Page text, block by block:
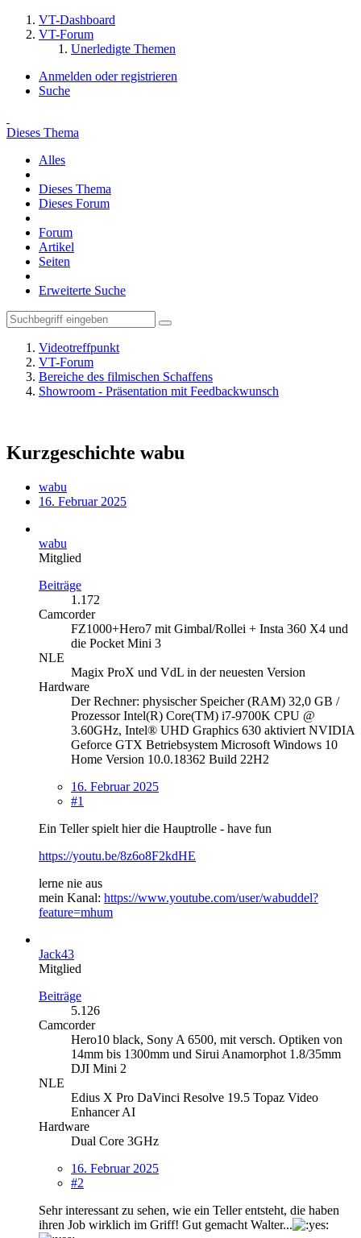
VT-Dashboard
VT-Forum
Unerledigte Themen
Anmelden oder registrieren
Suche
Dieses Thema
Alles
Dieses Thema
Dieses Forum
Forum
Artikel
Seiten
Erweiterte Suche
Videotreffpunkt
VT-Forum
Bereiche des filmischen Schaffens
Showroom - Präsentation mit Feedbackwunsch
Kurzgeschichte wabu
wabu
16. Februar 2025
wabu
Mitglied
Beiträge
1.172
Camcorder
FZ1000+Hero7 mit Gimbal/Rollei + Insta 360 X4 und
die Pocket Mini 3
NLE
Magix ProX und VdL in der neuesten Version
Hardware
Der Rechner: physischer Speicher (RAM) 32,0 GB /
Prozessor Intel(R) Core(TM) i7-9700K CPU @
3.60GHz, Intel® UHD Graphics 630 aktiviert NVIDIA
Geforce GTX Betriebsystem Microsoft Windows 10
Home Version 10.0.18362 Build 22H2
16. Februar 2025
#1
Ein Teller spielt hier die Hauptrolle - have fun
https://youtu.be/8z6o8F2kdHE
lerne nie aus
mein Kanal: https://www.youtube.com/user/wabuddel?
feature=mhum
Jack43
Mitglied
Beiträge
5.126
Camcorder
Hero10 black, Sony A 6500, mit versch. Optiken von
14mm bis 1300mm und Sirui Anamorphot 1.8/35mm
DJI Mini 2
NLE
Edius X Pro DaVinci Resolve 19.5 Topaz Video
Enhancer AI
Hardware
Dual Core 3GHz
16. Februar 2025
#2
Sehr interessant zu sehen, wie ein Teller entsteht, die haben
ihren Job wirklich im Griff! Gut gemacht Walter...